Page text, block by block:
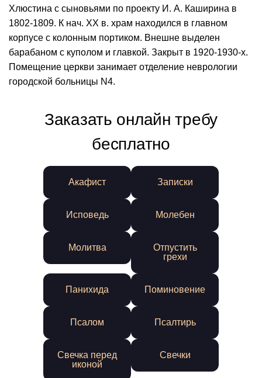
Хлюстина с сыновьями по проекту И. А. Каширина в
1802-1809. К нач. ХХ в. храм находился в главном
корпусе с колонным портиком. Внешне выделен
барабаном с куполом и главкой. Закрыт в 1920-1930-х.
Помещение церкви занимает отделение неврологии
городской больницы N4.
Заказать онлайн требу
бесплатно
Акафист Записки
Исповедь Молебен
Молитва
Отпустить
грехи
Панихида Поминовение
Псалом Псалтирь
Свечка перед
иконой
Свечки